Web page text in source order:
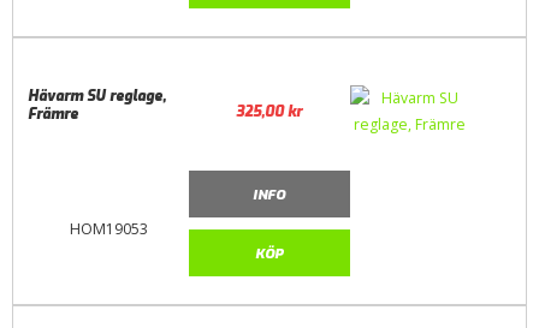
HOM19053
Hävarm SU reglage,
Främre
325,00kr
INFO
KÖP